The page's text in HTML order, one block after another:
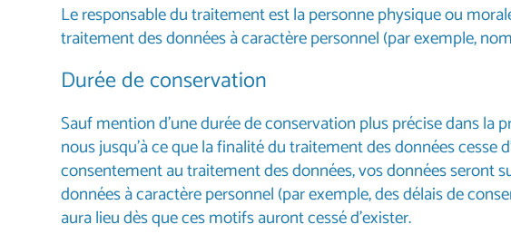
Le responsable du traitement est la personne physique ou
traitement des données à caractère personnel (par exemple,
Durée de conservation
Sauf mention d’une durée de conservation plus précise dans
nous jusqu’à ce que la finalité du traitement des données
consentement au traitement des données, vos données seront
données à caractère personnel (par exemple, des délais de
aura lieu dès que ces motifs auront cessé d’exister.